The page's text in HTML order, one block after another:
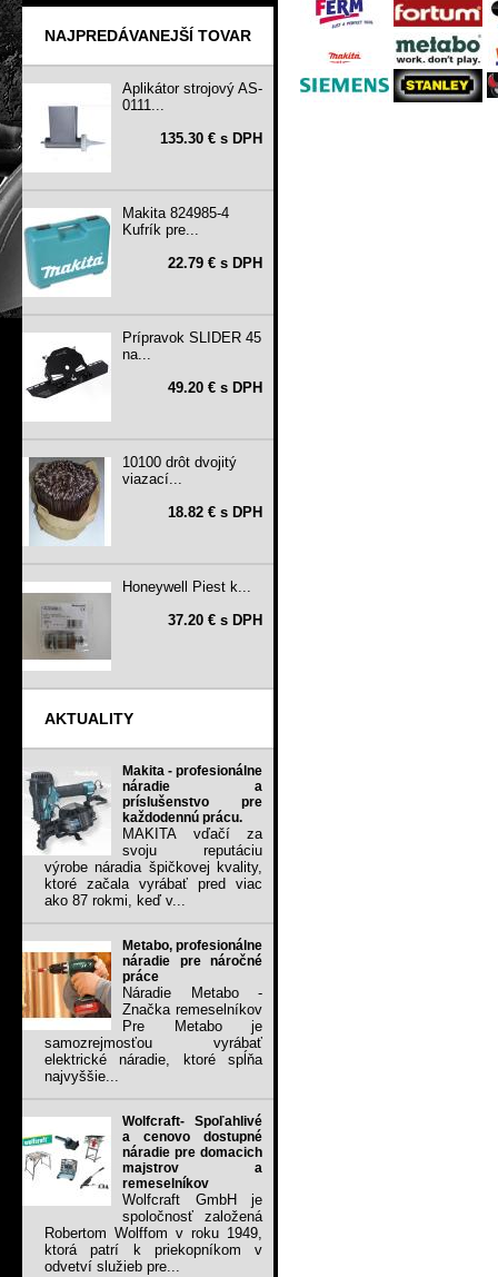
NAJPREDÁVANEJŠÍ TOVAR
Aplikátor strojový AS-
0111...
135.30 € s DPH
Makita 824985-4
Kufrík pre...
22.79 € s DPH
Prípravok SLIDER 45
na...
49.20 € s DPH
10100 drôt dvojitý
viazací...
18.82 € s DPH
Honeywell Piest k...
37.20 € s DPH
AKTUALITY
Makita - profesionálne
náradie a
príslušenstvo pre
každodennú prácu.
MAKITA vďačí za
svoju reputáciu
výrobe náradia špičkovej kvality,
ktoré začala vyrábať pred viac
ako 87 rokmi, keď v...
Metabo, profesionálne
náradie pre náročné
práce
Náradie Metabo -
Značka remeselníkov
Pre Metabo je
samozrejmosťou vyrábať
elektrické náradie, ktoré spĺňa
najvyššie...
Wolfcraft- Spoľahlivé
a cenovo dostupné
náradie pre domacich
majstrov a
remeselníkov
Wolfcraft GmbH je
spoločnosť založená
Robertom Wolffom v roku 1949,
ktorá patrí k priekopníkom v
odvetví služieb pre...